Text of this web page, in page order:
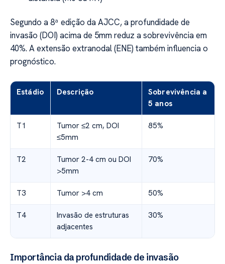
Segundo a 8ª edição da AJCC, a profundidade de
invasão (DOI) acima de 5mm reduz a sobrevivência em
40%. A extensão extranodal (ENE) também influencia o
prognóstico.
Estádio Descrição
Sobrevivência a
5 anos
T1
Tumor ≤2 cm, DOI
≤5mm
85%
T2
Tumor 2-4 cm ou DOI
>5mm
70%
T3 Tumor >4 cm 50%
T4
Invasão de estruturas
adjacentes
30%
Importância da profundidade de invasão